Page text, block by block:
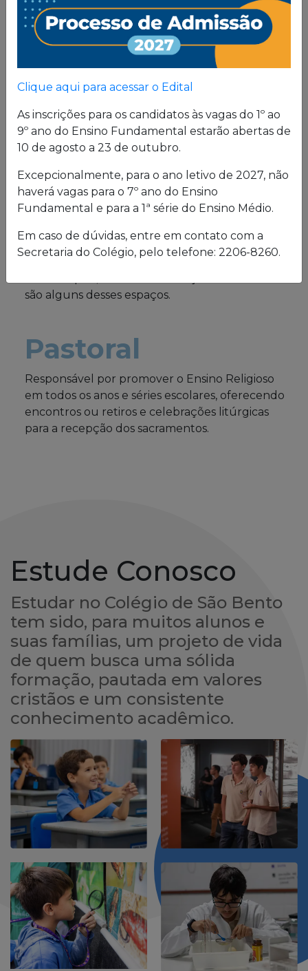
Proposta
Pedagógica
formação, pautada em valores cristãos e um
consistente conhecimento acadêmico.
Estrutura física
O Colégio oferece uma excelente estrutura para
atender a seus alunos em período integral.
Laboratórios de Química, Física e Biologia; salas
de leitura e de grupo; biblioteca; cybersala;
auditórios; complexo esportivo; piscina
são alguns desses espaços.
Pastoral
Responsável por promover o Ensino Religioso
em todos os anos e séries escolares, oferecendo
encontros ou retiros e celebrações litúrgicas
para a recepção dos sacramentos.
Estude Conosco
Estudar no Colégio de São Bento
tem sido, para muitos alunos e
suas famílias, um projeto de vida
de quem busca uma sólida
formação, pautada em valores
cristãos e um consistente
conhecimento acadêmico.
Clique aqui para acessar o Edital
As inscrições para os candidatos às vagas do 1º ao
9º ano do Ensino Fundamental estarão abertas de
10 de agosto a 23 de outubro.
Excepcionalmente, para o ano letivo de 2027, não
haverá vagas para o 7º ano do Ensino
Fundamental e para a 1ª série do Ensino Médio.
Em caso de dúvidas, entre em contato com a
Secretaria do Colégio, pelo telefone: 2206-8260.